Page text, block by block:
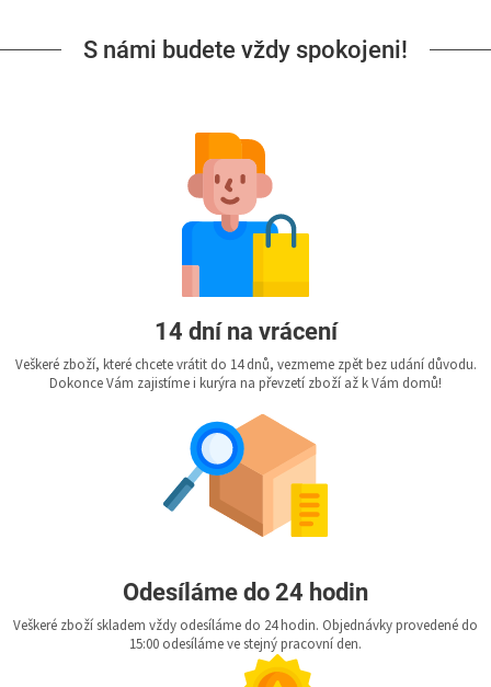
S námi budete vždy spokojeni!
14 dní na vrácení
Veškeré zboží, které chcete vrátit do 14 dnů, vezmeme zpět bez udání důvodu.
Dokonce Vám zajistíme i kurýra na převzetí zboží až k Vám domů!
Odesíláme do 24 hodin
Veškeré zboží skladem vždy odesíláme do 24 hodin. Objednávky provedené do
15:00 odesíláme ve stejný pracovní den.